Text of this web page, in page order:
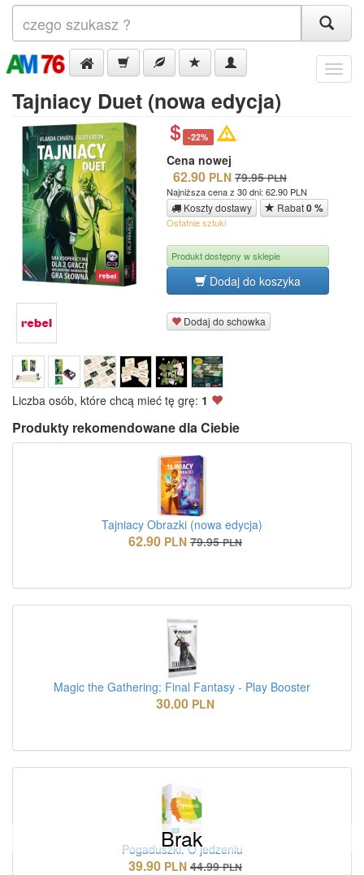
Menu
Tajniacy Duet (nowa edycja)
-22%
Cena nowej
62.90 PLN 79.95 PLN
Najniższa cena z 30 dni: 62.90 PLN
Koszty dostawy Rabat0 %
Ostatnie sztuki
Produkt dostępny w sklepie
Dodaj do koszyka
Dodaj do schowka
Liczba osób, które chcą mieć tę grę: 1
Produkty rekomendowane dla Ciebie
Tajniacy Obrazki (nowa edycja)
62.90 PLN 79.95 PLN
Magic the Gathering: Final Fantasy - Play Booster
30.00 PLN
Brak
Pogaduszki. O jedzeniu
39.90 PLN 44.99 PLN